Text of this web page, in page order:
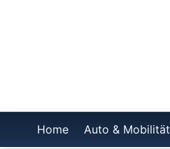
Home Auto & Mobilität